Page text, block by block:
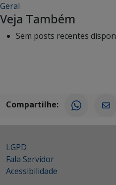
Geral
Veja Também
Sem posts recentes
Compartilhe:
LGPD
Fala Servidor
Acessibilidade